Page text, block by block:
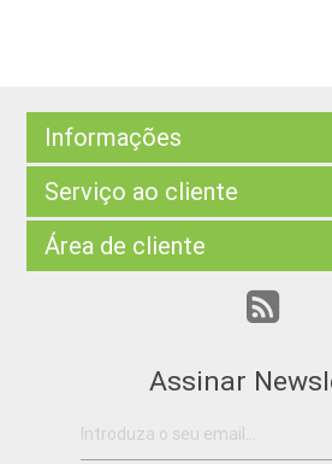
Informações
Serviço ao cliente
Área de cliente
Assinar